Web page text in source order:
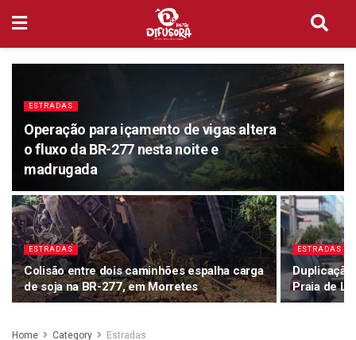
ESTRADAS
Operação para içamento de vigas altera
o fluxo da BR-277 nesta noite e
madrugada
ESTRADAS
Colisão entre dois caminhões espalha carga
de soja na BR-277, em Morretes
ESTRADAS
Praia de
Home Category Estradas